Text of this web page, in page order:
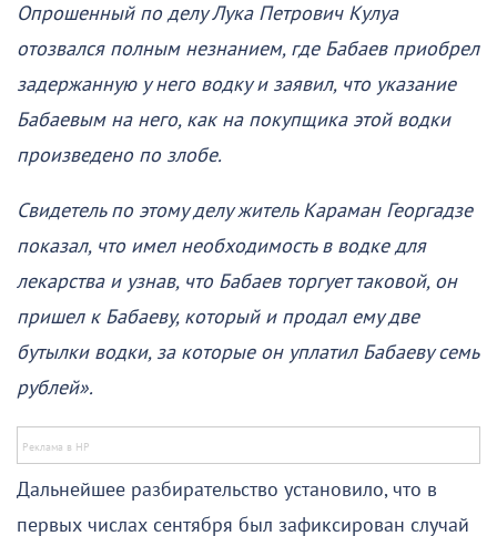
Опрошенный по делу Лука Петрович Кулуа
отозвался полным незнанием, где Бабаев приобрел
задержанную у него водку и заявил, что указание
Бабаевым на него, как на покупщика этой водки
произведено по злобе.
Свидетель по этому делу житель Караман Георгадзе
показал, что имел необходимость в водке для
лекарства и узнав, что Бабаев торгует таковой, он
пришел к Бабаеву, который и продал ему две
бутылки водки, за которые он уплатил Бабаеву семь
рублей».
Дальнейшее разбирательство установило, что в
первых числах сентября был зафиксирован случай